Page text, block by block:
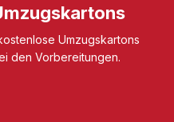
Umzugskartons
den Vorbereitungen.